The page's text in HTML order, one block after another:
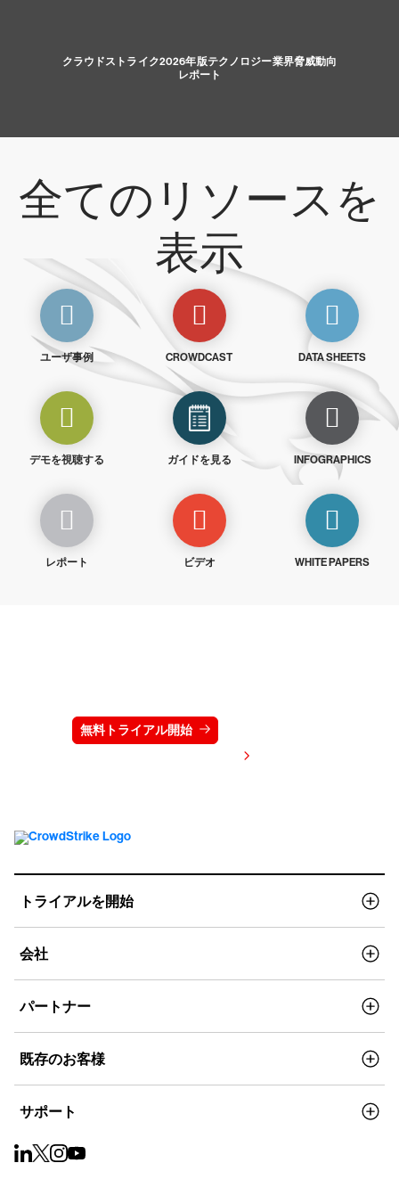
クラウドストライク2026年版テクノロジー業界脅威動向
レポート
全てのリソースを
表示
ユーザ事例 CROWDCAST DATA SHEETS
デモを視聴する ガイドを見る INFOGRAPHICS
レポート ビデオ WHITE PAPERS
無料トライアル開始
トライアルを開始
会社
パートナー
既存のお客様
サポート